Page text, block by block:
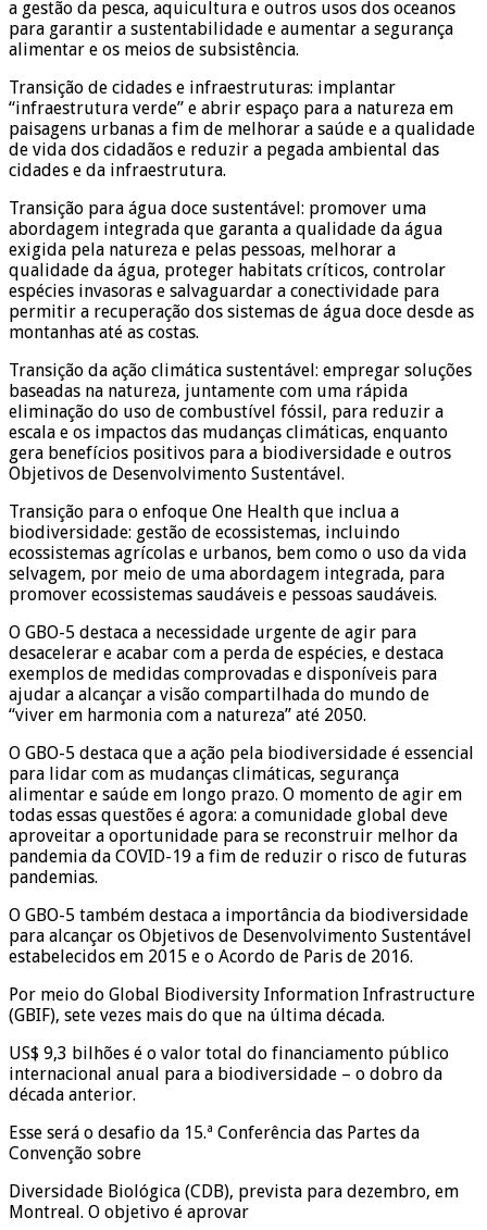
a gestão da pesca, aquicultura e outros usos dos oceanos
para garantir a sustentabilidade e aumentar a segurança
alimentar e os meios de subsistência.
Transição de cidades e infraestruturas: implantar
“infraestrutura verde” e abrir espaço para a natureza em
paisagens urbanas a fim de melhorar a saúde e a qualidade
de vida dos cidadãos e reduzir a pegada ambiental das
cidades e da infraestrutura.
Transição para água doce sustentável: promover uma
abordagem integrada que garanta a qualidade da água
exigida pela natureza e pelas pessoas, melhorar a
qualidade da água, proteger habitats críticos, controlar
espécies invasoras e salvaguardar a conectividade para
permitir a recuperação dos sistemas de água doce desde as
montanhas até as costas.
Transição da ação climática sustentável: empregar soluções
baseadas na natureza, juntamente com uma rápida
eliminação do uso de combustível fóssil, para reduzir a
escala e os impactos das mudanças climáticas, enquanto
gera benefícios positivos para a biodiversidade e outros
Objetivos de Desenvolvimento Sustentável.
Transição para o enfoque One Health que inclua a
biodiversidade: gestão de ecossistemas, incluindo
ecossistemas agrícolas e urbanos, bem como o uso da vida
selvagem, por meio de uma abordagem integrada, para
promover ecossistemas saudáveis e pessoas saudáveis.
O GBO-5 destaca a necessidade urgente de agir para
desacelerar e acabar com a perda de espécies, e destaca
exemplos de medidas comprovadas e disponíveis para
ajudar a alcançar a visão compartilhada do mundo de
“viver em harmonia com a natureza” até 2050.
O GBO-5 destaca que a ação pela biodiversidade é essencial
para lidar com as mudanças climáticas, segurança
alimentar e saúde em longo prazo. O momento de agir em
todas essas questões é agora: a comunidade global deve
aproveitar a oportunidade para se reconstruir melhor da
pandemia da COVID-19 a fim de reduzir o risco de futuras
pandemias.
O GBO-5 também destaca a importância da biodiversidade
para alcançar os Objetivos de Desenvolvimento Sustentável
estabelecidos em 2015 e o Acordo de Paris de 2016.
Por meio do Global Biodiversity Information Infrastructure
(GBIF), sete vezes mais do que na última década.
US$ 9,3 bilhões é o valor total do financiamento público
internacional anual para a biodiversidade – o dobro da
década anterior.
Esse será o desafio da 15.ª Conferência das Partes da
Convenção sobre
Diversidade Biológica (CDB), prevista para dezembro, em
Montreal. O objetivo é aprovar